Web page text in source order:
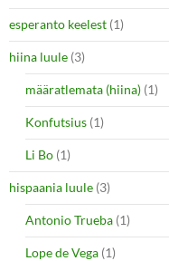
esperanto keelest (1)
hiina luule (3)
määratlemata (hiina) (1)
Konfutsius (1)
Li Bo (1)
hispaania luule (3)
Antonio Trueba (1)
Lope de Vega (1)